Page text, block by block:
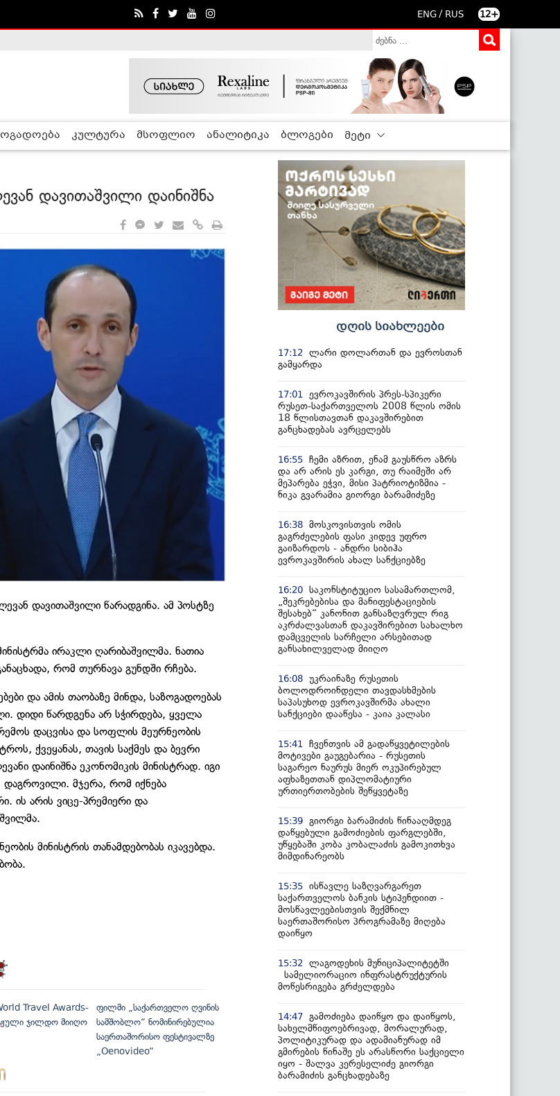
ENG / RUS 12+
კულტურა მსოფლიო ანალიტიკა ბლოგები მეტი
დავითაშვილი დაინიშნა
დავითაშვილი წარადგინა. ამ პოსტზე
ირაკლი ღარიბაშვილმა. ნათია
რომ თურნავა გუნდში რჩება.
და ამის თაობაზე მინდა, საზოგადოებას
დიდი წარდგენა არ სჭირდება, ყველა
დაცვისა და სოფლის მეურნეობის
ქვეყანას, თავის საქმეს და ბევრი
დაინიშნა ეკონომიკის მინისტრად. იგი
დაგროვილი. მჯერა, რომ იქნება
ის არის ვიცე-პრემიერი და
მინისტრის თანამდებობას იკავებდა.
Travel Awards-
ჯილდო მიიღო
ფილმი „საქართველო ღვინის
სამშობლო“ ნომინირებულია
საერთაშორისო ფესტივალზე
„Oenovideo“
დღის სიახლეები
17:12
ლარი დოლართან და ევროსთან
გამყარდა
17:01
ევროკავშირის პრეს-სპიკერი
რუსეთ-საქართველოს 2008 წლის ომის
18 წლისთავთან დაკავშირებით
განცხადებას ავრცელებს
16:55 ჩემი აზრით, ენამ გაუსწრო აზრს
და არ არის ეს კარგი, თუ რაიმეში არ
მეპარება ეჭვი, მისი პატრიოტიზმია -
ნიკა გვარამია გიორგი ბარამიძეზე
16:38 მოსკოვისთვის ომის
გაგრძელების ფასი კიდევ უფრო
გაიზარდოს - ანდრი სიბიჰა
ევროკავშირის ახალ სანქციებზე
16:20 საკონსტიტუციო სასამართლომ,
„შეკრებებისა და მანიფესტაციების
შესახებ“ კანონით განსაზღვრულ რიგ
აკრძალვასთან დაკავშირებით სახალხო
დამცველის სარჩელი არსებითად
განსახილველად მიიღო
16:08 უკრაინაზე რუსეთის
ბოლოდროინდელი თავდასხმების
საპასუხოდ ევროკავშირმა ახალი
სანქციები დააწესა - კაია კალასი
15:41
ჩვენთვის ამ გადაწყვეტილების
მოტივები გაუგებარია - რუსეთის
საგარეო ნაურუს მიერ ოკუპირებულ
აფხაზეთთან დიპლომატიური
ურთიერთობების შეწყვეტაზე
15:39 გიორგი ბარამიძის წინააღმდეგ
დაწყებული გამოძიების ფარგლებში,
უწყებაში კობა კობალაძის გამოკითხვა
მიმდინარეობს
15:35 ისწავლე საზღვარგარეთ
საქართველოს ბანკის სტიპენდიით -
მოსწავლეებისთვის შექმნილ
საერთაშორისო პროგრამაზე მიღება
დაიწყო
15:32
ლაგოდეხის მუნიციპალიტეტში
სამელიორაციო ინფრასტრუქტურის
მოწესრიგება გრძელდება
14:47 გამოძიება დაიწყო და დაიწყოს,
სახელმწიფოებრივად, მორალურად,
პოლიტიკურად და ადამიანურად იმ
გმირების წინაშე ეს არასწორი საქციელი
იყო - შალვა კერესელიძე გიორგი
ბარამიძის განცხადებაზე